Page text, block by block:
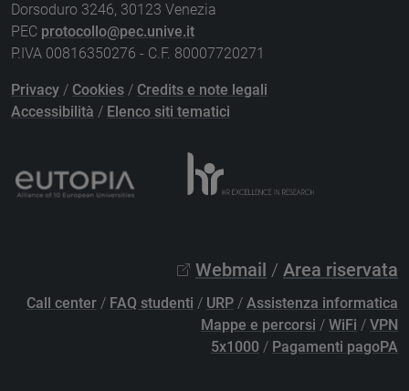
Dorsoduro 3246, 30123 Venezia
PEC protocollo@pec.unive.it
P.IVA 00816350276 - C.F. 80007720271
Privacy / Cookies / Credits e note legali
Accessibilità / Elenco siti tematici
Webmail / Area riservata
Call center / FAQ studenti / URP / Assistenza informatica
Mappe e percorsi / WiFi / VPN
5x1000 / Pagamenti pagoPA